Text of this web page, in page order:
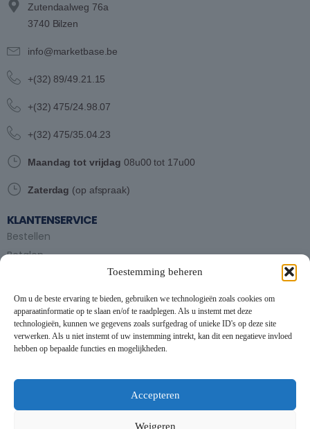
Toestemming beheren
Om u de beste ervaring te bieden, gebruiken we technologieën zoals cookies om
apparaatinformatie op te slaan en/of te raadplegen. Als u instemt met deze
technologieën, kunnen we gegevens zoals surfgedrag of unieke ID's op deze site
verwerken. Als u niet instemt of uw instemming intrekt, kan dit een negatieve invloed
hebben op bepaalde functies en mogelijkheden.
Accepteren
Weigeren
Zutendaalweg 76a
3740 Bilzen
info@marketbase.be
+(32) 89/49.21.15
+(32) 475/24.98.07
+(32) 475/35.04.23
Maandag tot vrijdag 08u00 tot 17u00
Zaterdag (op afspraak)
KLANTENSERVICE
Bestellen
Betalen
Partytent huren
Handleiding partytenten
VOORWAARDEN
Algemene voorwaarden
Privacybeleid
Contact
This website uses cookies to improve your experience. By using
this website you agree to ourData Protection Policy